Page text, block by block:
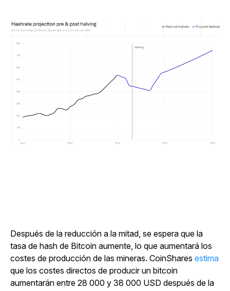
Después de la reducción a la mitad, se espera que la
tasa de hash de Bitcoin aumente, lo que aumentará los
costes de producción de las mineras. CoinShares estima
que los costes directos de producir un bitcoin
aumentarán entre 28 000 y 38 000 USD después de la